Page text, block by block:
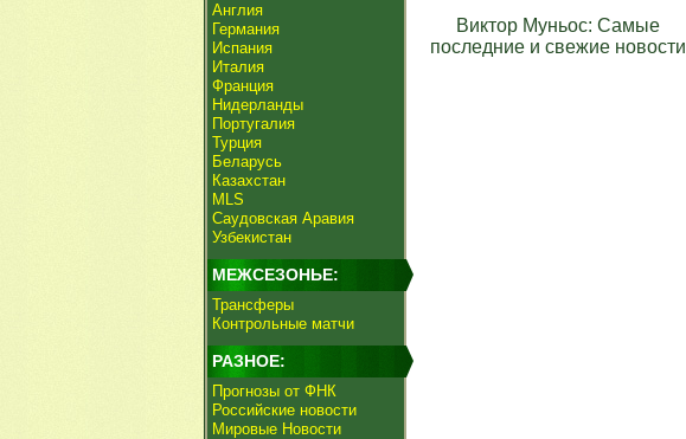
Англия
Германия
Испания
Италия
Франция
Нидерланды
Португалия
Турция
Беларусь
Казахстан
MLS
Саудовская Аравия
Узбекистан
МЕЖСЕЗОНЬЕ:
Трансферы
Контрольные матчи
РАЗНОЕ:
Прогнозы от ФНК
Российские новости
Мировые Новости
Виктор Муньос: Самые
последние и свежие новости